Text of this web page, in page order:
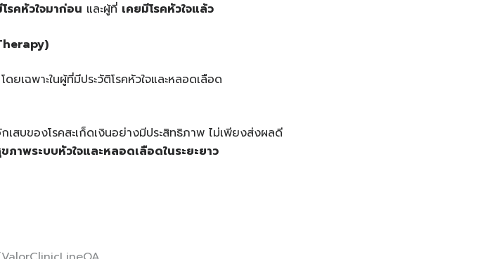
รคหัวใจมาก่อน และผู้ที่ เคยมีโรคหัวใจแล้ว
ยเฉพาะในผู้ที่มีประวัติโรคหัวใจและหลอดเลือด
บของโรคสะเก็ดเงินอย่างมีประสิทธิภาพ ไม่เพียงส่งผลดี
ภาพระบบหัวใจและหลอดเลือดในระยะยาว